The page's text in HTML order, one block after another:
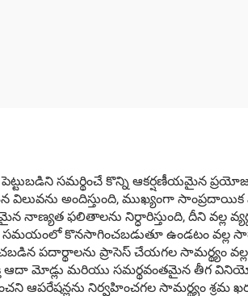
సమర్థించే కొన్ని ఆకర్షణీయమైన
విలువను అందిస్తుంది, ముఖ్యంగా
నాణ్యత ఫలితాలను నిర్ధారిస్తుంది, దీని వల్ల
కొనసాగించబడుతూ ఉండటం వల్ల
పదార్థాలను ప్రాసెస్ చేయగల సామర్థ్యం
ఆదా మోడ్లు మరియు సమర్థవంతమైన తీగ
నిర్వహించగల సామర్థ్యం శ్రమ